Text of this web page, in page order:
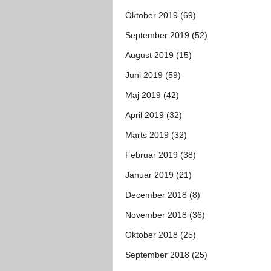
Oktober 2019 (69)
September 2019 (52)
August 2019 (15)
Juni 2019 (59)
Maj 2019 (42)
April 2019 (32)
Marts 2019 (32)
Februar 2019 (38)
Januar 2019 (21)
December 2018 (8)
November 2018 (36)
Oktober 2018 (25)
September 2018 (25)